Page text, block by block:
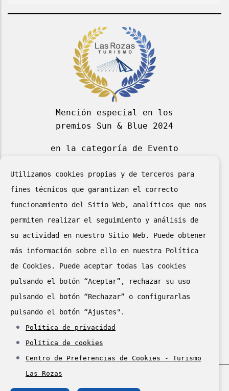
Mención especial en los
premios Sun & Blue 2024
en la categoría de Evento
II puesto en el “II Concurso
de la Red de Oficinas de
Turismo de la Comunidad de
Madrid 2024"
Utilizamos cookies propias y de terceros para
fines técnicos que garantizan el correcto
funcionamiento del Sitio Web, analíticos que nos
permiten realizar el seguimiento y análisis de
su actividad en nuestro Sitio Web. Puede obtener
más información sobre ello en nuestra Política
de Cookies. Puede aceptar todas las cookies
pulsando el botón “Aceptar”, rechazar su uso
pulsando el botón “Rechazar” o configurarlas
pulsando el botón “Ajustes".
Política de privacidad
Política de cookies
Centro de Preferencias de Cookies - Turismo
Las Rozas
© Ayuntamiento de Las Rozas de Madrid, 2025.